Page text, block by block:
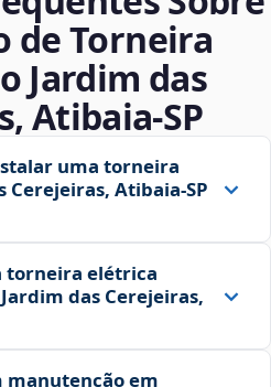
de Torneira
Jardim das
Atibaia‑SP
uma torneira
Atibaia‑SP
torneira elétrica
das Cerejeiras,
manutenção em